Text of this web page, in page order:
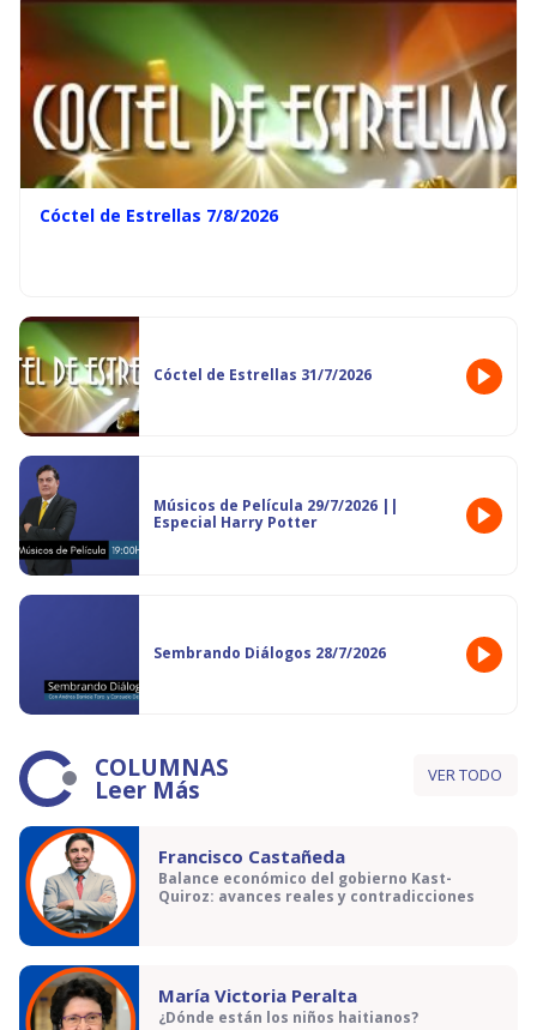
Cóctel de Estrellas 7/8/2026
Cóctel de Estrellas 31/7/2026
Músicos de Película 29/7/2026 ||
Especial Harry Potter
Sembrando Diálogos 28/7/2026
COLUMNAS
Leer Más VER TODO
Francisco Castañeda
Balance económico del gobierno Kast-
Quiroz: avances reales y contradicciones
María Victoria Peralta
¿Dónde están los niños haitianos?